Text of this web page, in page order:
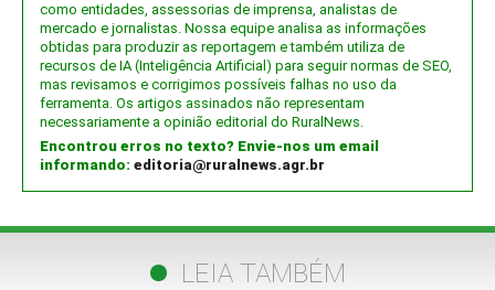
como entidades, assessorias de imprensa, analistas de
mercado e jornalistas. Nossa equipe analisa as informações
obtidas para produzir as reportagem e também utiliza de
recursos de IA (Inteligência Artificial) para seguir normas de SEO,
mas revisamos e corrigimos possíveis falhas no uso da
ferramenta. Os artigos assinados não representam
necessariamente a opinião editorial do RuralNews.
Encontrou erros no texto? Envie-nos um email
informando: editoria@ruralnews.agr.br
LEIA TAMBÉM